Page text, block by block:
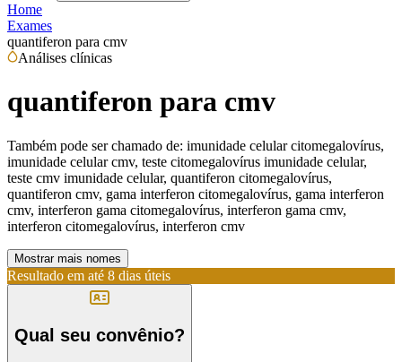
Home
Exames
quantiferon para cmv
Análises clínicas
quantiferon para cmv
Também pode ser chamado de: imunidade celular citomegalovírus,
imunidade celular cmv, teste citomegalovírus imunidade celular,
teste cmv imunidade celular, quantiferon citomegalovírus,
quantiferon cmv, gama interferon citomegalovírus, gama interferon
cmv, interferon gama citomegalovírus, interferon gama cmv,
interferon citomegalovírus, interferon cmv
Mostrar mais nomes
Resultado em até 8 dias úteis
Qual seu convênio?